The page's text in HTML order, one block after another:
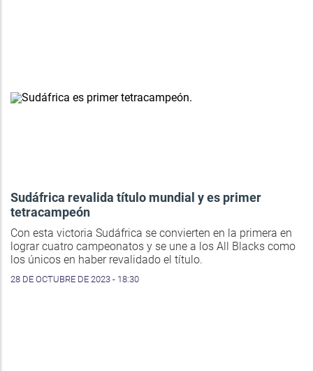
Sudáfrica revalida título mundial y es primer
tetracampeón
Con esta victoria Sudáfrica se convierten en la primera en
lograr cuatro campeonatos y se une a los All Blacks como
los únicos en haber revalidado el título.
28 DE OCTUBRE DE 2023 - 18:30